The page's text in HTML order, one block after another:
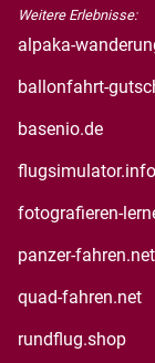
Weitere Erlebnisse:
alpaka-
ballonfahrt-
basenio.deöffnet
flugsimulator.info
fotografieren-
panzer-fahren.net
quad-fahren.net
rundflug.shop